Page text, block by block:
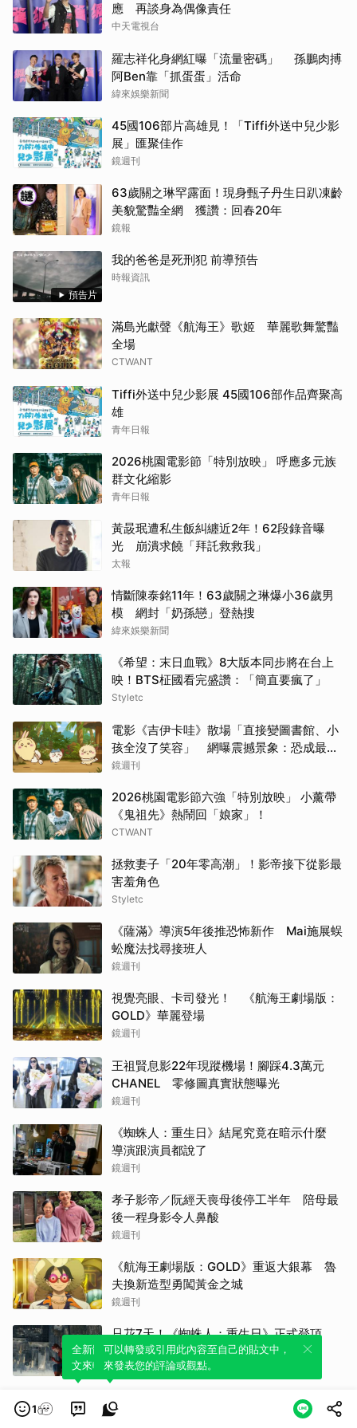
應 再談身為偶像責任
中天電視台
羅志祥化身網紅曝「流量密碼」 孫鵬肉搏
阿Ben靠「抓蛋蛋」活命
緯來娛樂新聞
45國106部片高雄見！「Tiffi外送中兒少影
展」匯聚佳作
鏡週刊
63歲關之琳罕露面！現身甄子丹生日趴凍齡
美貌驚豔全網 獲讚：回春20年
鏡報
預告片
我的爸爸是死刑犯 前導預告
時報資訊
滿島光獻聲《航海王》歌姬 華麗歌舞驚豔
全場
CTWANT
Tiffi外送中兒少影展 45國106部作品齊聚高
雄
青年日報
2026桃園電影節「特別放映」 呼應多元族
群文化縮影
青年日報
黃晸珉遭私生飯糾纏近2年！62段錄音曝
光 崩潰求饒「拜託救救我」
太報
情斷陳泰銘11年！63歲關之琳爆小36歲男
模 網封「奶孫戀」登熱搜
緯來娛樂新聞
《希望：末日血戰》8大版本同步將在台上
映！BTS柾國看完盛讚：「簡直要瘋了」
Styletc
電影《吉伊卡哇》散場「直接變圖書館、小
孩全沒了笑容」 網曝震撼景象：恐成最新
童年陰影
鏡週刊
2026桃園電影節六強「特別放映」 小薰帶
《鬼祖先》熱鬧回「娘家」！
CTWANT
拯救妻子「20年零高潮」！影帝接下從影最
害羞角色
Styletc
《薩滿》導演5年後推恐怖新作 Mai施展蜈
蚣魔法找尋接班人
鏡週刊
視覺亮眼、卡司發光！ 《航海王劇場版：
GOLD》華麗登場
鏡週刊
王祖賢息影22年現蹤機場！腳踩4.3萬元
CHANEL 零修圖真實狀態曝光
鏡週刊
《蜘蛛人：重生日》結尾究竟在暗示什麼
導演跟演員都說了
鏡週刊
孝子影帝／阮經天喪母後停工半年 陪母最
後一程身影令人鼻酸
鏡週刊
《航海王劇場版：GOLD》重返大銀幕 魯
夫換新造型勇闖黃金之城
鏡週刊
只花7天！《蜘蛛人：重生日》正式登頂
2026全球票房No.1
自由電子報
橡樹街末日 暑假壓軸 末日逃生
時報資訊
1
全新體驗！一鍵引用此內容，透過發布貼
文來輕鬆表達個人立場。
可以轉發或引用此內容至自己的貼文中，
來發表您的評論或觀點。